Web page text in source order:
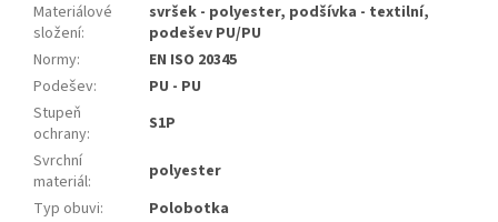
Materiálové
složení:
svršek - polyester, podšívka - textilní,
podešev PU/PU
Normy:
EN ISO 20345
Podešev:
PU - PU
Stupeň
ochrany:
S1P
Svrchní
materiál:
polyester
Typ obuvi:
Polobotka